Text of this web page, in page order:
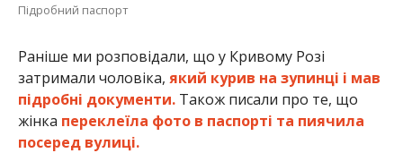
Підробний паспорт
Раніше ми розповідали, що у Кривому Розі
затримали чоловіка, який курив на зупинці і мав
підробні документи.Також писали про те, що
жінка переклеїла фото в паспорті та пиячила
посеред вулиці.